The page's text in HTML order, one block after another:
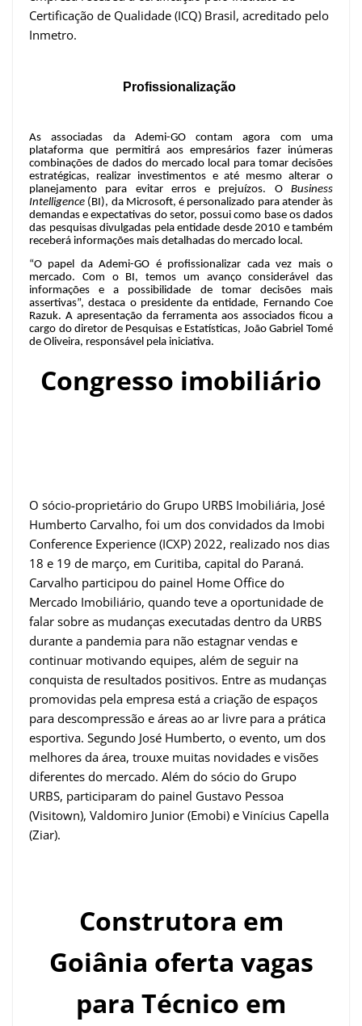
Certificação de Qualidade (ICQ) Brasil, acreditado pelo
Inmetro.
Profissionalização
As associadas da Ademi-GO contam agora com uma
plataforma que permitirá aos empresários fazer inúmeras
combinações de dados do mercado local para tomar decisões
estratégicas, realizar investimentos e até mesmo alterar o
planejamento para evitar erros e prejuízos. O Business
Intelligence (BI), da Microsoft, é personalizado para atender às
demandas e expectativas do setor, possui como base os dados
das pesquisas divulgadas pela entidade desde 2010 e também
receberá informações mais detalhadas do mercado local.
“O papel da Ademi-GO é profissionalizar cada vez mais o
mercado. Com o BI, temos um avanço considerável das
informações e a possibilidade de tomar decisões mais
assertivas”, destaca o presidente da entidade, Fernando Coe
Razuk. A apresentação da ferramenta aos associados ficou a
cargo do diretor de Pesquisas e Estatísticas, João Gabriel Tomé
de Oliveira, responsável pela iniciativa.
Congresso imobiliário
O sócio-proprietário do Grupo URBS Imobiliária, José
Humberto Carvalho, foi um dos convidados da Imobi
Conference Experience (ICXP) 2022, realizado nos dias
18 e 19 de março, em Curitiba, capital do Paraná.
Carvalho participou do painel Home Office do
Mercado Imobiliário, quando teve a oportunidade de
falar sobre as mudanças executadas dentro da URBS
durante a pandemia para não estagnar vendas e
continuar motivando equipes, além de seguir na
conquista de resultados positivos. Entre as mudanças
promovidas pela empresa está a criação de espaços
para descompressão e áreas ao ar livre para a prática
esportiva. Segundo José Humberto, o evento, um dos
melhores da área, trouxe muitas novidades e visões
diferentes do mercado. Além do sócio do Grupo
URBS, participaram do painel Gustavo Pessoa
(Visitown), Valdomiro Junior (Emobi) e Vinícius Capella
(Ziar).
Construtora em
Goiânia oferta vagas
para Técnico em